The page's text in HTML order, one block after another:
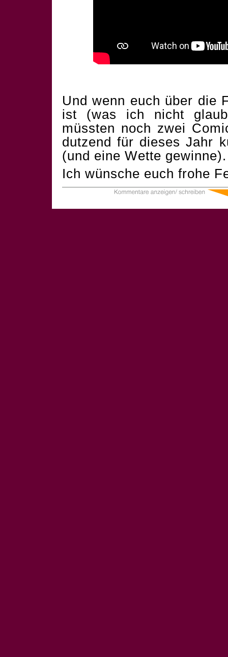
Und wenn euch über die
ist (was ich nicht
müssten noch zwei
dutzend für dieses Jahr
(und eine Wette
Ich wünsche euch frohe